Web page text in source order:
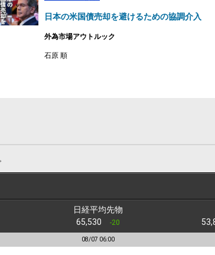
日本の米国債売却を避けるための協調介入
外為市場アウトルック
石原 順
日経平均先物
65,530 -20
08/07 06:00